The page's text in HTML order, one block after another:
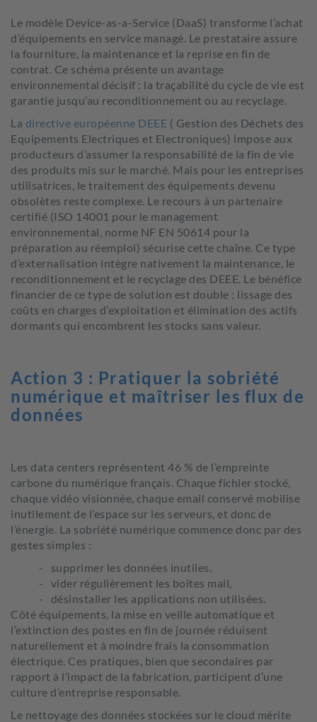
Le modèle Device-as-a-Service (DaaS) transforme l’achat
d’équipements en service managé. Le prestataire assure
la fourniture, la maintenance et la reprise en fin de
contrat. Ce schéma présente un avantage
environnemental décisif : la traçabilité du cycle de vie est
garantie jusqu’au reconditionnement ou au recyclage.
La directive européenne DEEE ( Gestion des Déchets des
Equipements Electriques et Electroniques) impose aux
producteurs d’assumer la responsabilité de la fin de vie
des produits mis sur le marché. Mais pour les entreprises
utilisatrices, le traitement des équipements devenu
obsolètes reste complexe. Le recours à un partenaire
certifié (ISO 14001 pour le management
environnemental, norme NF EN 50614 pour la
préparation au réemploi) sécurise cette chaîne. Ce type
d’externalisation intègre nativement la maintenance, le
reconditionnement et le recyclage des DEEE. Le bénéfice
financier de ce type de solution est double : lissage des
coûts en charges d’exploitation et élimination des actifs
dormants qui encombrent les stocks sans valeur.
Action 3 : Pratiquer la sobriété
numérique et maîtriser les flux de
données
Les data centers représentent 46 % de l’empreinte
carbone du numérique français. Chaque fichier stocké,
chaque vidéo visionnée, chaque email conservé mobilise
inutilement de l’espace sur les serveurs, et donc de
l’énergie. La sobriété numérique commence donc par des
gestes simples :
supprimer les données inutiles,
vider régulièrement les boîtes mail,
désinstaller les applications non utilisées.
Côté équipements, la mise en veille automatique et
l’extinction des postes en fin de journée réduisent
naturellement et à moindre frais la consommation
électrique. Ces pratiques, bien que secondaires par
rapport à l’impact de la fabrication, participent d’une
culture d’entreprise responsable.
Le nettoyage des données stockées sur le cloud mérite